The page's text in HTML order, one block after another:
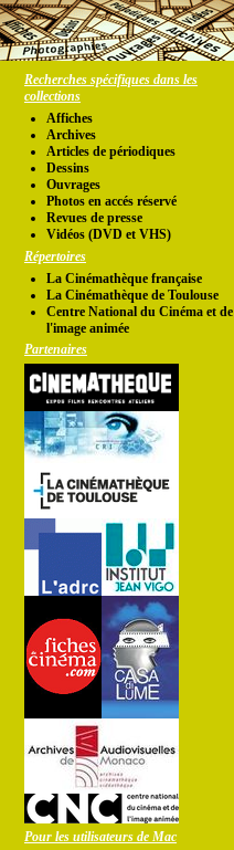
Recherches spécifiques dans les
collections
Affiches
Archives
Articles de périodiques
Dessins
Ouvrages
Photos en accés réservé
Revues de presse
Vidéos (DVD et VHS)
Répertoires
La Cinémathèque française
La Cinémathèque de Toulouse
Centre National du Cinéma et de
l'image animée
Partenaires
Pour les utilisateurs de Mac